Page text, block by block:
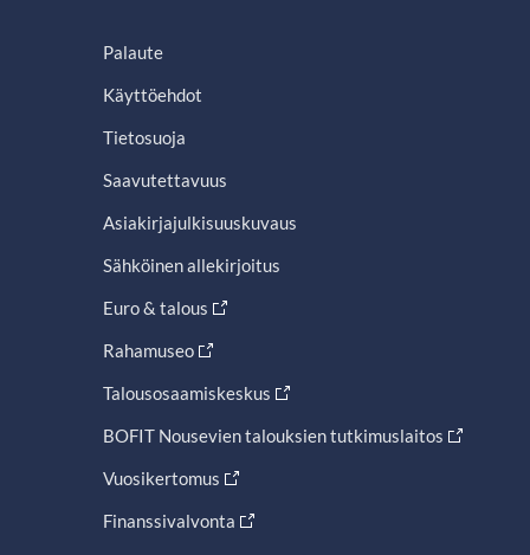
Palaute
Käyttöehdot
Tietosuoja
Saavutettavuus
Asiakirjajulkisuuskuvaus
Sähköinen allekirjoitus
Euro & talous
Rahamuseo
Talousosaamiskeskus
BOFIT Nousevien talouksien tutkimuslaitos
Vuosikertomus
Finanssivalvonta